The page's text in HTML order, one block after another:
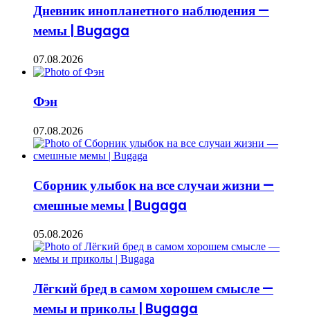
Дневник инопланетного наблюдения —
мемы | Bugaga
07.08.2026
Фэн
07.08.2026
Сборник улыбок на все случаи жизни —
смешные мемы | Bugaga
05.08.2026
Лёгкий бред в самом хорошем смысле —
мемы и приколы | Bugaga